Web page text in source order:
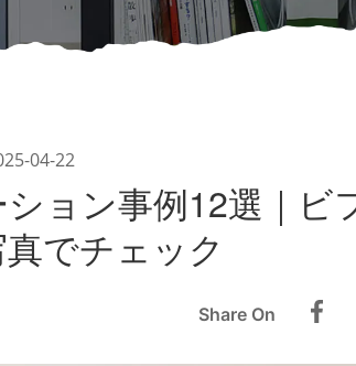
04-22
ョン事例12選｜ビ
でチェック
Share On